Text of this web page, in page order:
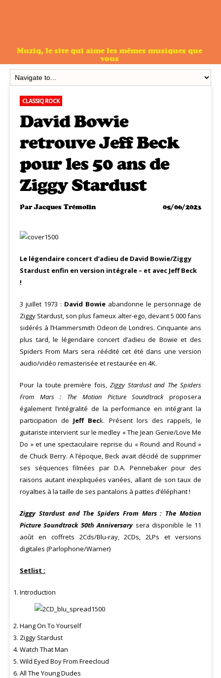
Muziq, le site qui aime les mêmes musiques que
vous
CLASSIQ ROCK
David Bowie
retrouve Jeff Beck
pour les 50 ans de
Ziggy Stardust
ParJacques Trémolin 05/06/2023
Le légendaire concert d’adieu de David Bowie/Ziggy
Stardust enfin en version intégrale – et avec Jeff Beck
!
3 juillet 1973 : David Bowie abandonne le personnage de
Ziggy Stardust, son plus fameux alter-ego, devant 5 000 fans
sidérés à l’Hammersmith Odeon de Londres. Cinquante ans
plus tard, le légendaire concert d’adieu de Bowie et des
Spiders From Mars sera réédité cet été dans une version
audio/vidéo remasterisée et restaurée en 4K.
Pour la toute première fois, Ziggy Stardust and The Spiders
From Mars : The Motion Picture Soundtrackproposera
également l’intégralité de la performance en intégrant la
participation de Jeff Beck. Présent lors des rappels, le
guitariste intervient sur le medley « The Jean Genie/Love Me
Do » et une spectaculaire reprise du « Round and Round »
de Chuck Berry. A l’époque, Beck avait décidé de supprimer
ses séquences filmées par D.A. Pennebaker pour des
raisons autant inexpliquées variées, allant de son taux de
royalties à la taille de ses pantalons à pattes d’éléphant !
Ziggy Stardust and The Spiders From Mars : The Motion
Picture Soundtrack 50th Anniversary sera disponible le 11
août en coffrets 2Cds/Blu-ray, 2CDs, 2LPs et versions
digitales (Parlophone/Warner)
Setlist :
Introduction
Hang On To Yourself
Ziggy Stardust
Watch That Man
Wild Eyed Boy From Freecloud
All The Young Dudes